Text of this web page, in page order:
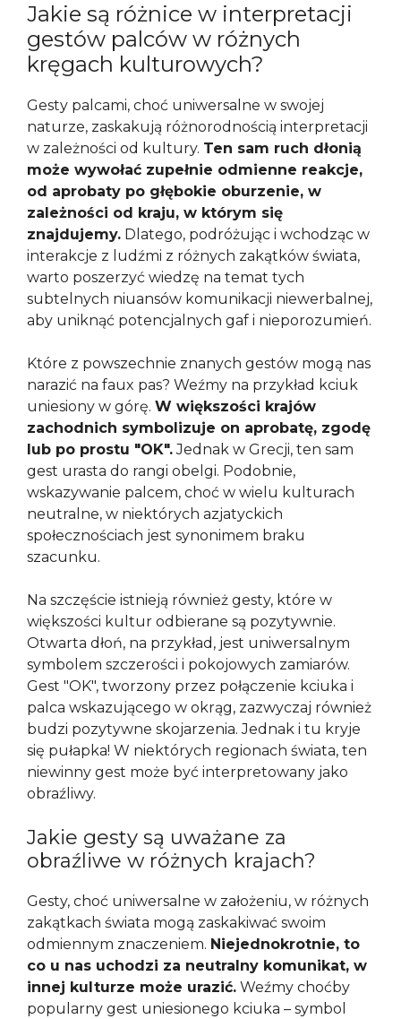
Jakie są różnice w interpretacji
gestów palców w różnych
kręgach kulturowych?
Gesty palcami, choć uniwersalne w swojej
naturze, zaskakują różnorodnością interpretacji
w zależności od kultury. Ten sam ruch dłonią
może wywołać zupełnie odmienne reakcje,
od aprobaty po głębokie oburzenie, w
zależności od kraju, w którym się
znajdujemy. Dlatego, podróżując i wchodząc w
interakcje z ludźmi z różnych zakątków świata,
warto poszerzyć wiedzę na temat tych
subtelnych niuansów komunikacji niewerbalnej,
aby uniknąć potencjalnych gaf i nieporozumień.
Które z powszechnie znanych gestów mogą nas
narazić na faux pas? Weźmy na przykład kciuk
uniesiony w górę. W większości krajów
zachodnich symbolizuje on aprobatę, zgodę
lub po prostu "OK".Jednak w Grecji, ten sam
gest urasta do rangi obelgi. Podobnie,
wskazywanie palcem, choć w wielu kulturach
neutralne, w niektórych azjatyckich
społecznościach jest synonimem braku
szacunku.
Na szczęście istnieją również gesty, które w
większości kultur odbierane są pozytywnie.
Otwarta dłoń, na przykład, jest uniwersalnym
symbolem szczerości i pokojowych zamiarów.
Gest "OK", tworzony przez połączenie kciuka i
palca wskazującego w okrąg, zazwyczaj również
budzi pozytywne skojarzenia. Jednak i tu kryje
się pułapka! W niektórych regionach świata, ten
niewinny gest może być interpretowany jako
obraźliwy.
Jakie gesty są uważane za
obraźliwe w różnych krajach?
Gesty, choć uniwersalne w założeniu, w różnych
zakątkach świata mogą zaskakiwać swoim
odmiennym znaczeniem. Niejednokrotnie, to
co u nas uchodzi za neutralny komunikat, w
innej kulturze może urazić. Weźmy choćby
popularny gest uniesionego kciuka – symbol